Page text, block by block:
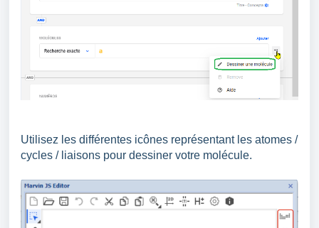
Utilisez les différentes icônes représentant les atomes /
cycles / liaisons pour dessiner votre molécule.